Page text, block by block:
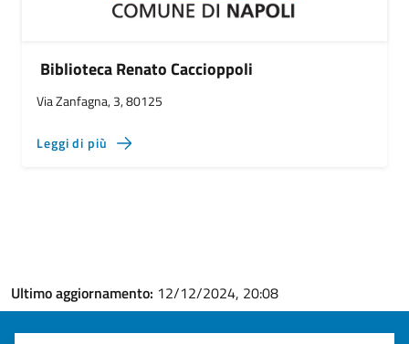
Biblioteca Renato Caccioppoli
Via Zanfagna, 3, 80125
Leggi di più
Ultimo aggiornamento: 12/12/2024, 20:08